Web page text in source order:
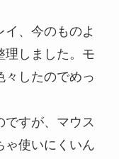
、今のものよ
理しました。モ
々したのでめっ
すが、マウス
ゃ使いにくいん